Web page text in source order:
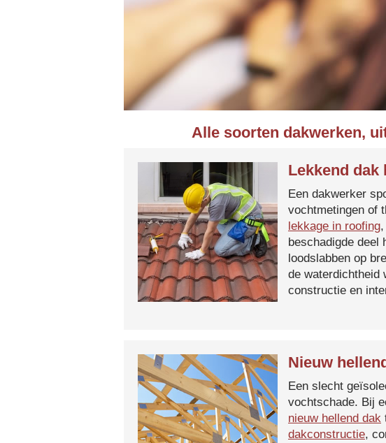
Alle soorten dakwerken,
Lekkend dak
Een dakwerker
vochtmetingen of
lekkage in roofing
beschadigde deel
loodslabben op
de waterdichtheid
constructie en
Nieuw
Een slecht
vochtschade. Bij
nieuw hellend dak
dakconstructie,